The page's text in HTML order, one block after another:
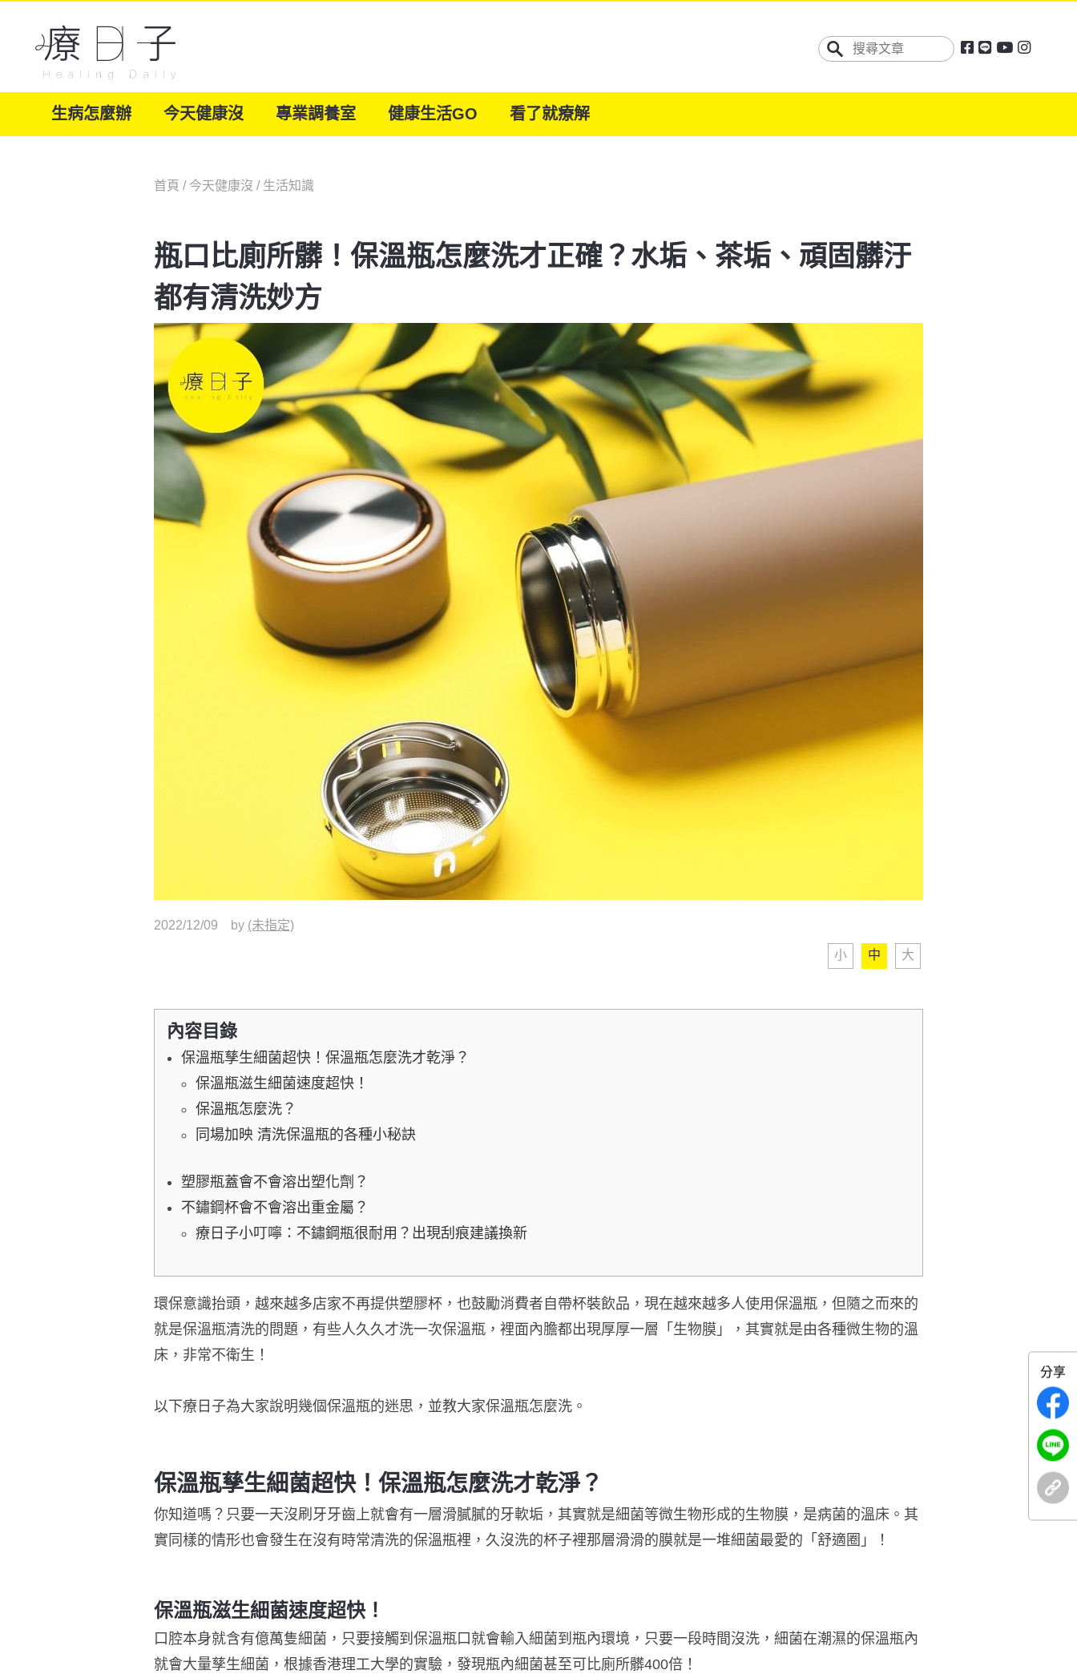
生病怎麼辦 今天健康沒 專業調養室 健康生活GO 看了就療解
首頁 / 今天健康沒 / 生活知識
瓶口比廁所髒！保溫瓶怎麼洗才正確？水垢、茶垢、頑固髒汙
都有清洗妙方
2022/12/09 by (未指定)
小 中 大
內容目錄
保溫瓶孳生細菌超快！保溫瓶怎麼洗才乾淨？
保溫瓶滋生細菌速度超快！
保溫瓶怎麼洗？
同場加映 清洗保溫瓶的各種小秘訣
塑膠瓶蓋會不會溶出塑化劑？
不鏽鋼杯會不會溶出重金屬？
療日子小叮嚀：不鏽鋼瓶很耐用？出現刮痕建議換新
環保意識抬頭，越來越多店家不再提供塑膠杯，也鼓勵消費者自帶杯裝飲品，現在越來越多人使用保溫瓶，但隨之而來的
就是保溫瓶清洗的問題，有些人久久才洗一次保溫瓶，裡面內膽都出現厚厚一層「生物膜」，其實就是由各種微生物的溫
床，非常不衛生！
以下療日子為大家說明幾個保溫瓶的迷思，並教大家保溫瓶怎麼洗。
保溫瓶孳生細菌超快！保溫瓶怎麼洗才乾淨？
你知道嗎？只要一天沒刷牙牙齒上就會有一層滑膩膩的牙軟垢，其實就是細菌等微生物形成的生物膜，是病菌的溫床。其
實同樣的情形也會發生在沒有時常清洗的保溫瓶裡，久沒洗的杯子裡那層滑滑的膜就是一堆細菌最愛的「舒適圈」！
保溫瓶滋生細菌速度超快！
口腔本身就含有億萬隻細菌，只要接觸到保溫瓶口就會輸入細菌到瓶內環境，只要一段時間沒洗，細菌在潮濕的保溫瓶內
就會大量孳生細菌，根據香港理工大學的實驗，發現瓶內細菌甚至可比廁所髒400倍！
分享